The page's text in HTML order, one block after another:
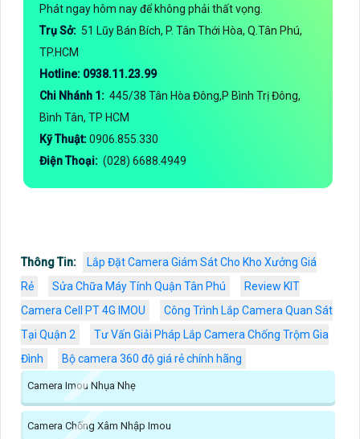
Phát ngay hôm nay để không phải thất vọng.
Trụ Sở: 51 Lũy Bán Bích, P. Tân Thới Hòa, Q.Tân Phú,
TP.HCM
Hotline: 0938.11.23.99
Chi Nhánh 1: 445/38 Tân Hòa Đông,P Bình Trị Đông,
Bình Tân, TP HCM
Kỹ Thuật:0906.855.330
Điện Thoại: (028) 6688.4949
Thông Tin:
Lắp Đặt Camera Giám Sát Cho Kho Xưởng Giá
Rẻ
Sửa Chữa Máy Tính Quận Tân Phú
Review KIT
Camera Cell PT 4G IMOU
Công Trình Lắp Camera Quan Sát
Tại Quận 2
Tư Vấn Giải Pháp Lắp Camera Chống Trộm Gia
Đình
Bộ camera 360 độ giá rẻ chính hãng
Camera Imou Nhụa Nhẹ
Camera Chống Xâm Nhập Imou